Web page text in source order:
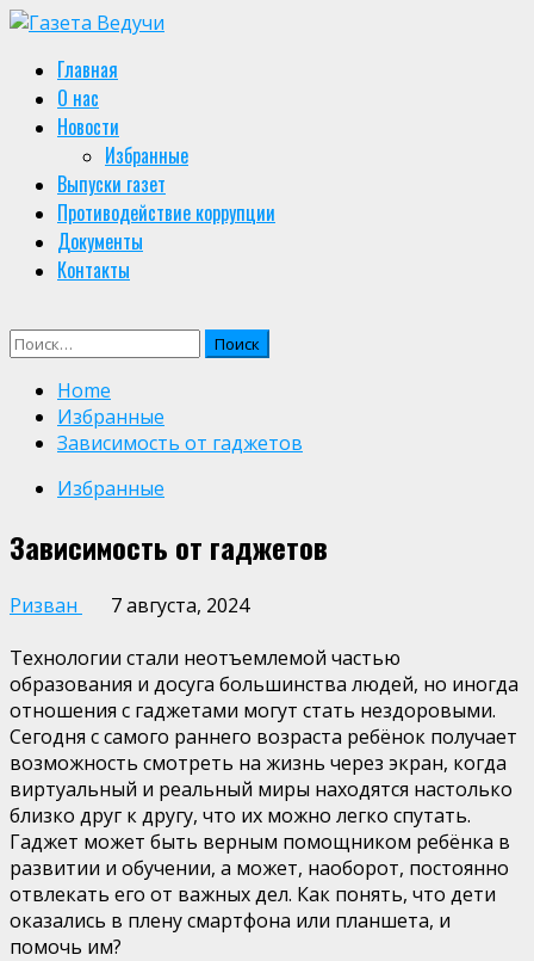
Skip
content
Primary
Menu
Главная
О нас
Новости
Избранные
Выпуски газет
Противодействие коррупции
Документы
Контакты
Найти:
Home
Избранные
Зависимость от гаджетов
Избранные
Зависимость от гаджетов
Ризван
7 августа, 2024
Технологии стали неотъемлемой частью
образования и досуга большинства людей, но иногда
отношения с гаджетами могут стать нездоровыми.
Сегодня с самого раннего возраста ребёнок получает
возможность смотреть на жизнь через экран, когда
виртуальный и реальный миры находятся настолько
близко друг к другу, что их можно легко спутать.
Гаджет может быть верным помощником ребёнка в
развитии и обучении, а может, наоборот, постоянно
отвлекать его от важных дел. Как понять, что дети
оказались в плену смартфона или планшета, и
помочь им?